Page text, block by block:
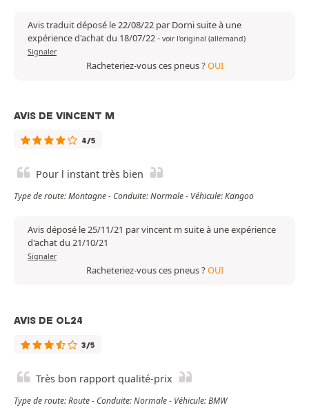
Avis traduit déposé le 22/08/22 par Dorni suite à une
expérience d'achat du 18/07/22- voir l'original (allemand)
Signaler
Racheteriez-vous ces pneus ?OUI
AVIS DE VINCENT M
4/5
Pour l instant très bien
Type de route: Montagne - Conduite: Normale - Véhicule: Kangoo
Avis déposé le 25/11/21 par vincent m suite à une expérience
d'achat du 21/10/21
Signaler
Racheteriez-vous ces pneus ?OUI
AVIS DE OL24
3/5
Très bon rapport qualité-prix
Type de route: Route - Conduite: Normale - Véhicule: BMW